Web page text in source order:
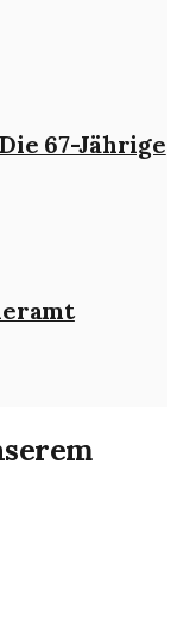
67-Jährige